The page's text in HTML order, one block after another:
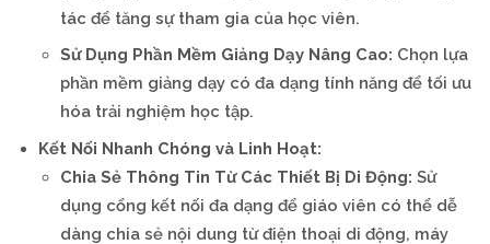
tác để tăng sự tham gia của học viên.
Sử Dụng Phần Mềm Giảng Dạy Nâng Cao: Chọn lựa
phần mềm giảng dạy có đa dạng tính năng để tối ưu
hóa trải nghiệm học tập.
Kết Nối Nhanh Chóng và Linh Hoạt:
Chia Sẻ Thông Tin Từ Các Thiết Bị Di Động: Sử
dụng cổng kết nối đa dạng để giáo viên có thể dễ
dàng chia sẻ nội dung từ điện thoại di động, máy